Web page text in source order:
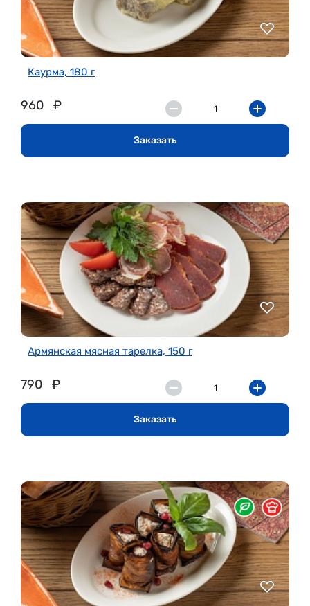
Каурма, 180 г
960 ₽
Заказать
Армянская мясная тарелка, 150 г
790 ₽
Заказать